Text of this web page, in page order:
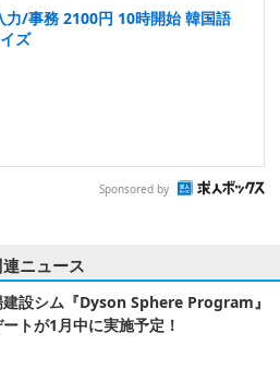
力/事務 2100円 10時開始 韓国語
ズ
Sponsored by
連ニュース
設シム『Dyson Sphere Program』
トが1月中に実施予定！